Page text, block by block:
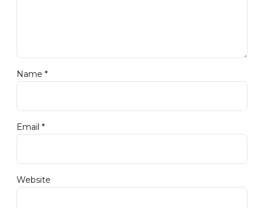
Name *
Email *
Website